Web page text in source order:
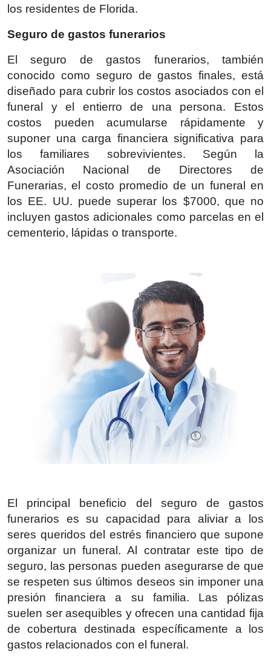
Crypto
Business
Finance
Tech
Real Estate
General
Top 10
How To
los residentes de Florida.
Seguro de gastos funerarios
El seguro de gastos funerarios, también
conocido como seguro de gastos finales, está
diseñado para cubrir los costos asociados con el
funeral y el entierro de una persona. Estos
costos pueden acumularse rápidamente y
suponer una carga financiera significativa para
los familiares sobrevivientes. Según la
Asociación Nacional de Directores de
Funerarias, el costo promedio de un funeral en
los EE. UU. puede superar los $7000, que no
incluyen gastos adicionales como parcelas en el
cementerio, lápidas o transporte.
El principal beneficio del seguro de gastos
funerarios es su capacidad para aliviar a los
seres queridos del estrés financiero que supone
organizar un funeral. Al contratar este tipo de
seguro, las personas pueden asegurarse de que
se respeten sus últimos deseos sin imponer una
presión financiera a su familia. Las pólizas
suelen ser asequibles y ofrecen una cantidad fija
de cobertura destinada específicamente a los
gastos relacionados con el funeral.